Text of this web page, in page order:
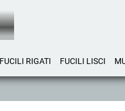
FUCILI RIGATI FUCILI LISCI